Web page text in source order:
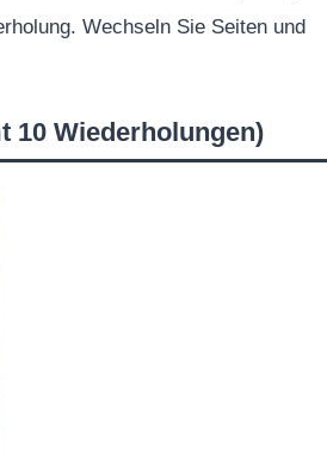
Wechseln Sie Seiten und
10 Wiederholungen)